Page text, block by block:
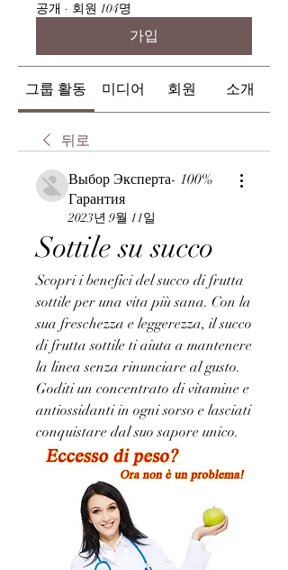
공개 · 회원 104명
가입
그룹 활동 미디어 회원 소개
뒤로
Выбор Эксперта- 100%
Гарантия
2023년 9월 11일
Sottile su succo
Scopri i benefici del succo di frutta
sottile per una vita più sana. Con la
sua freschezza e leggerezza, il succo
di frutta sottile ti aiuta a mantenere
la linea senza rinunciare al gusto.
Goditi un concentrato di vitamine e
antiossidanti in ogni sorso e lasciati
conquistare dal suo sapore unico.